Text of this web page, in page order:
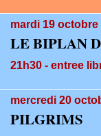
mardi 19 octobre
LE BIPLAN
21h30 - entree
mercredi 20
PILGRIMS